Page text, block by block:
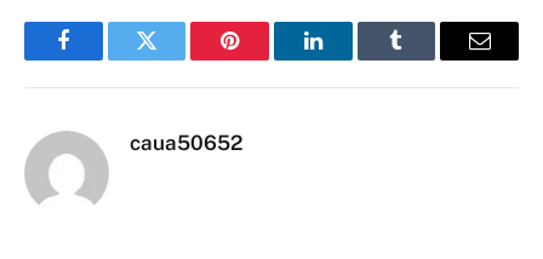
FacebookTwitter Pinterest LinkedInTumblr Email
caua50652